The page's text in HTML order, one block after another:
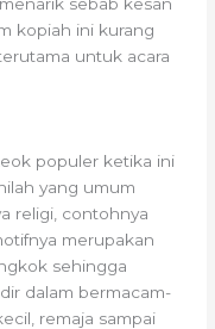
kopiah ini kurang
untuk acara
populer ketika ini
yang umum
religi, contohnya
merupakan
sehingga
dalam bermacam-
remaja sampai